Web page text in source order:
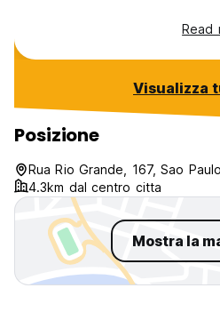
Read
Visualizza
Posizione
Rua Rio Grande, 167, Sao
4.3km dal centro citta
Mostra la